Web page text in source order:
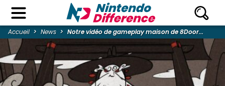
Accueil News Notre vidéo de gameplay maison de 8Door...